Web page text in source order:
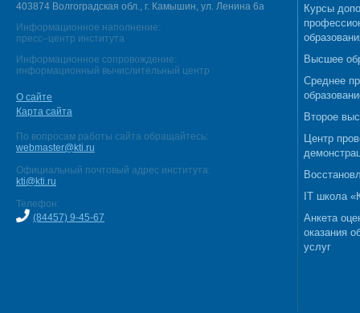
403874 Волгоградская обл., г. Камышин, ул. Ленина 6а
Информационное наполнение:
пресс–центр института
Информационное сопровождение:
информационный вычислительный центр
О сайте
Карта сайта
По вопросам работы сайта обращайтесь:
webmaster@kti.ru
Официальный почтовый адрес института:
kti@kti.ru
Телефон:
(84457) 9-45-67
Курсы
Высшее
Среднее
Второе
Центр
IT школа
Анкета
оказания
услуг